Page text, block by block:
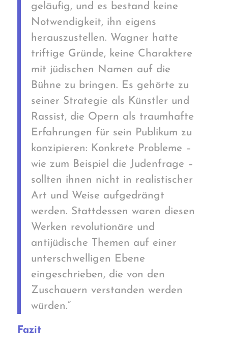
geläufig, und es bestand keine
Notwendigkeit, ihn eigens
herauszustellen. Wagner hatte
triftige Gründe, keine Charaktere
mit jüdischen Namen auf die
Bühne zu bringen. Es gehörte zu
seiner Strategie als Künstler und
Rassist, die Opern als traumhafte
Erfahrungen für sein Publikum zu
konzipieren: Konkrete Probleme –
wie zum Beispiel die Judenfrage –
sollten ihnen nicht in realistischer
Art und Weise aufgedrängt
werden. Stattdessen waren diesen
Werken revolutionäre und
antijüdische Themen auf einer
unterschwelligen Ebene
eingeschrieben, die von den
Zuschauern verstanden werden
würden.“
Fazit